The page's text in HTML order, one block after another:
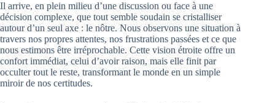
Il arrive, en plein milieu d’une discussion ou face à une
décision complexe, que tout semble soudain se cristalliser
autour d’un seul axe : le nôtre. Nous observons une situation à
travers nos propres attentes, nos frustrations passées et ce que
nous estimons être irréprochable. Cette vision étroite offre un
confort immédiat, celui d’avoir raison, mais elle finit par
occulter tout le reste, transformant le monde en un simple
miroir de nos certitudes.